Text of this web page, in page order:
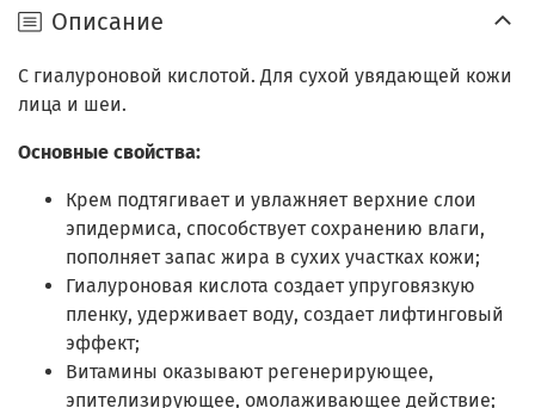
Описание
С гиалуроновой кислотой. Для сухой увядающей кожи
лица и шеи.
Основные свойства:
Крем подтягивает и увлажняет верхние слои
эпидермиса, способствует сохранению влаги,
пополняет запас жира в сухих участках кожи;
Гиалуроновая кислота создает упруговязкую
пленку, удерживает воду, создает лифтинговый
эффект;
Витамины оказывают регенерирующее,
эпителизирующее, омолаживающее действие;